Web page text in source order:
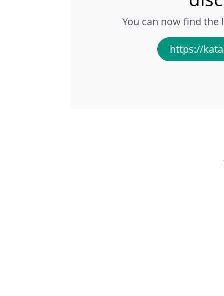
You can now find
https://